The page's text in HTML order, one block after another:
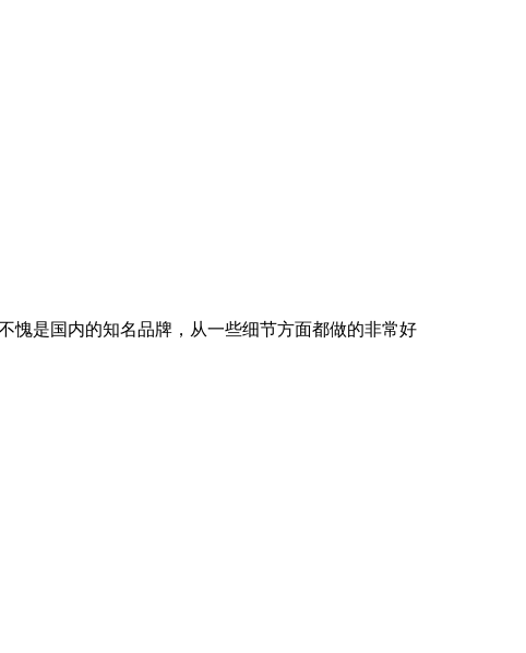
是国内的知名品牌，从一些细节方面都做的非常好